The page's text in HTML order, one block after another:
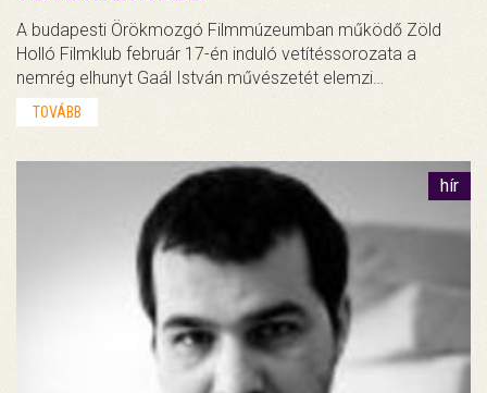
A budapesti Örökmozgó Filmmúzeumban működő Zöld
Holló Filmklub február 17-én induló vetítéssorozata a
nemrég elhunyt Gaál István művészetét elemzi…
TOVÁBB
hír